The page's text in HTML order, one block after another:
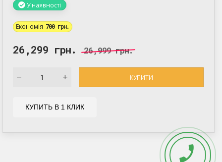
У наявності
Економія 700 грн.
26,299 грн. 26,999 грн.
КУПИТИ
КУПИТЬ В 1 КЛИК